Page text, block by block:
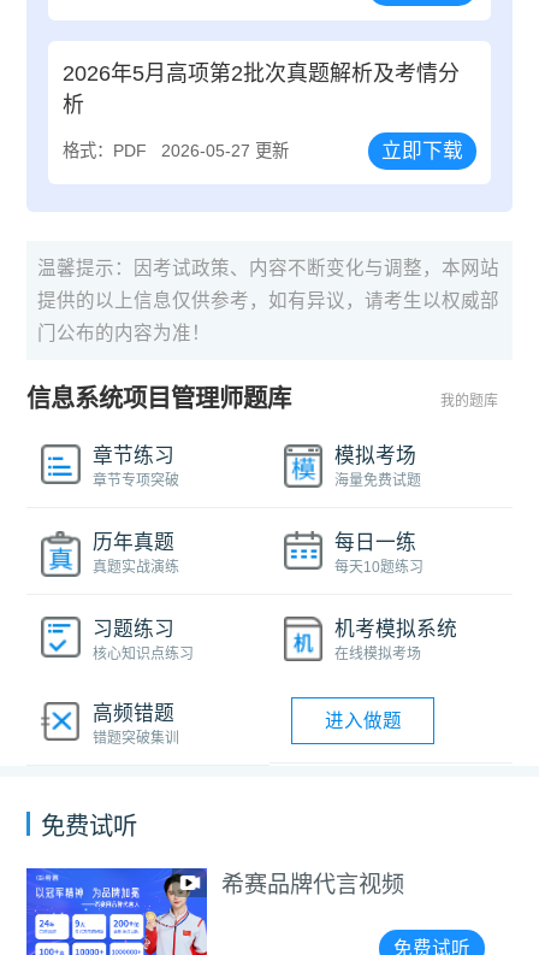
2026年5月高项第2批次真题解析及考情分
析
格式：PDF 2026-05-27 更新 立即下载
温馨提示：因考试政策、内容不断变化与调整，本网站
提供的以上信息仅供参考，如有异议，请考生以权威部
门公布的内容为准！
信息系统项目管理师题库 我的题库
章节练习
章节专项突破
模拟考场
海量免费试题
历年真题
真题实战演练
每日一练
每天10题练习
习题练习
核心知识点练习
机考模拟系统
在线模拟考场
高频错题
错题突破集训
进入做题
免费试听
试听
2026上半年信息系统
项目管理师真题解析
2026上半年信息